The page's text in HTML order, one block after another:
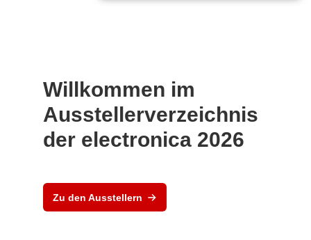
Willkommen im
Ausstellerverzeichnis
der electronica 2026
Zu den Ausstellern